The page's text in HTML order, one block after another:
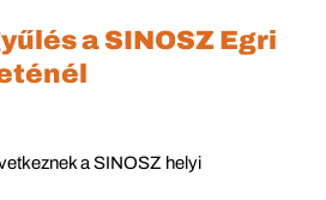
a SINOSZ Egri
a SINOSZ helyi